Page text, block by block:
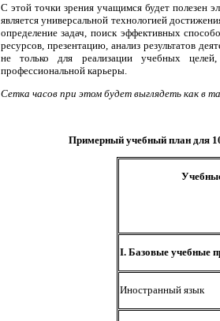
С этой точки зрения учащимся будет полезен
является универсальной технологией
определение задач, поиск эффективных
ресурсов, презентацию, анализ результатов
не только для реализации учебных
профессиональной карьеры.
Сетка часов при этом будет выглядеть как в
Примерный учебный план для
I. Базовые учебные
Иностранный язык